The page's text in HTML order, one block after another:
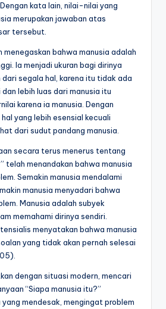
kata lain, nilai-nilai yang
merupakan jawaban atas
tersebut.
bahwa manusia adalah
Ia menjadi ukuran bagi dirinya
segala hal, karena itu tidak ada
lebih luas dari manusia itu
karena ia manusia. Dengan
yang lebih esensial kecuali
dari sudut pandang manusia.
secara terus menerus tentang
telah menandakan bahwa manusia
Semakin manusia mendalami
manusia menyadari bahwa
Manusia adalah subyek
memahami dirinya sendiri.
menyatakan bahwa manusia
yang tidak akan pernah selesai
dengan situasi modern, mencari
“Siapa manusia itu?”
mendesak, mengingat problem